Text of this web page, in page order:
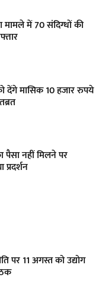
मामले में 70 संदिग्धों की
देंगे मासिक 10 हजार रुपये
पैसा नहीं मिलने पर
पर 11 अगस्त को उद्योग